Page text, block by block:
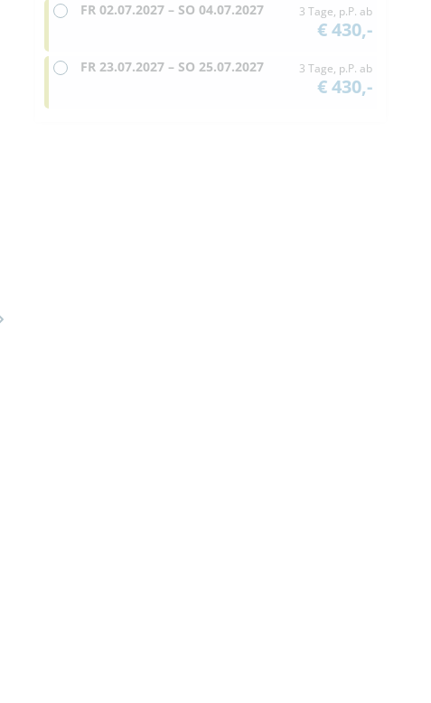
FR 02.07.2027 – SO 04.07.2027 3 Tage, p.P. ab
€ 430,-
FR 23.07.2027 – SO 25.07.2027 3 Tage, p.P. ab
€ 430,-